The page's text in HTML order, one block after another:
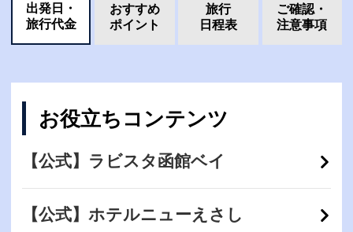
出発日・
旅行代金
おすすめ
ポイント
旅行
日程表
ご確認・
注意事項
お役立ちコンテンツ
【公式】ラビスタ函館ベイ
【公式】ホテルニューえさし